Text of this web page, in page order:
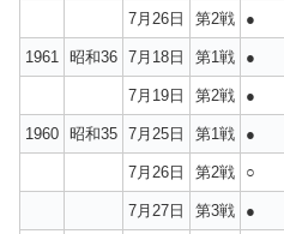
7月26日 第2戦 ●
1961 昭和36 7月18日 第1戦 ●
7月19日 第2戦 ●
1960 昭和35 7月25日 第1戦 ●
7月26日 第2戦 ○
7月27日 第3戦 ●